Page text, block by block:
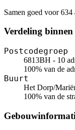
Samen goed voor 634
Verdeling binnen
Postcodegroep
6813BH - 10
100% van de
Buurt
Het Dorp/
100% van de